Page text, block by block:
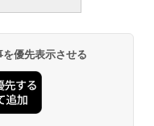
優先表示させる